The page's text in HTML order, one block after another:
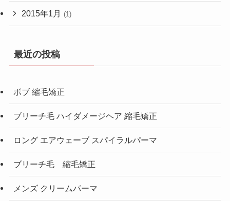
2015年1月 (1)
最近の投稿
ボブ 縮毛矯正
ブリーチ毛 ハイダメージヘア 縮毛矯正
ロング エアウェーブ スパイラルパーマ
ブリーチ毛 縮毛矯正
メンズ クリームパーマ